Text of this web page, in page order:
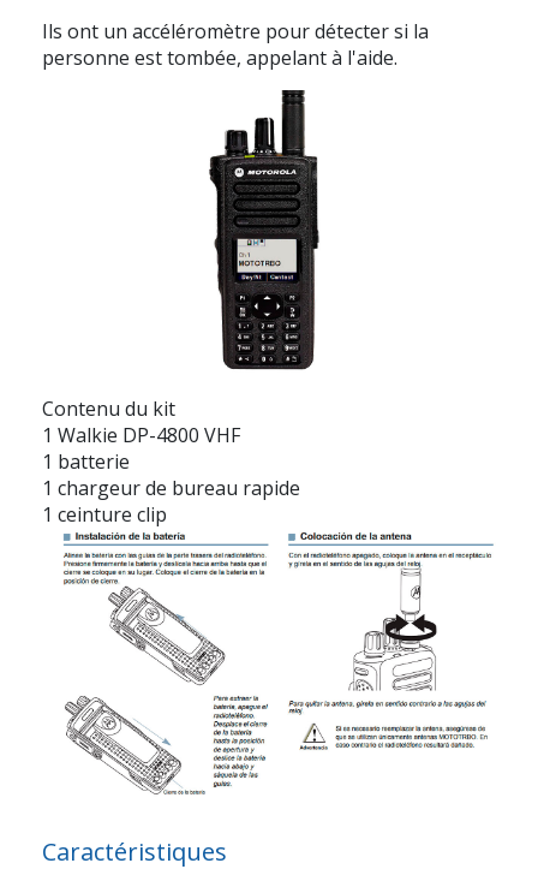
Ils ont un accéléromètre pour détecter si la
personne est tombée, appelant à l'aide.
Contenu du kit
1 Walkie DP-4800 VHF
1 batterie
1 chargeur de bureau rapide
1 ceinture clip
Caractéristiques